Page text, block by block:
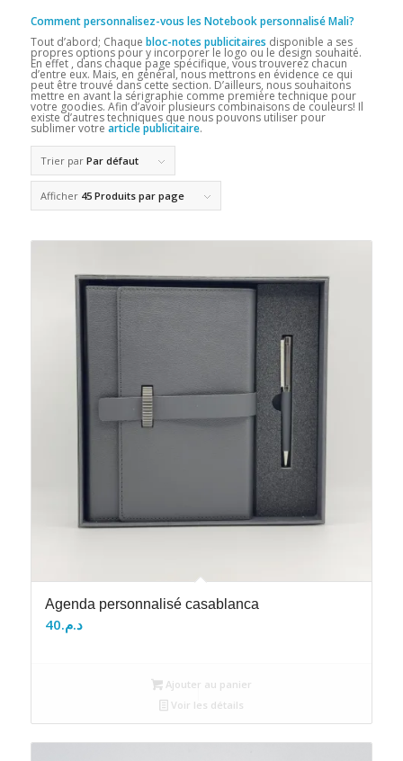
Comment personnalisez-vous les Notebook personnalisé Mali?
Tout d’abord; Chaque bloc-notes publicitaires disponible a ses
propres options pour y incorporer le logo ou le design souhaité.
En effet , dans chaque page spécifique, vous trouverez chacun
d’entre eux. Mais, en général, nous mettrons en évidence ce qui
peut être trouvé dans cette section. D’ailleurs, nous souhaitons
mettre en avant la sérigraphie comme première technique pour
votre goodies. Afin d’avoir plusieurs combinaisons de couleurs! Il
existe d’autres techniques que nous pouvons utiliser pour
sublimer votre article publicitaire.
Trier par Par défaut
Afficher 45 Produits par page
Agenda personnalisé casablanca
د.م.40
Ajouter au panier
Voir les détails